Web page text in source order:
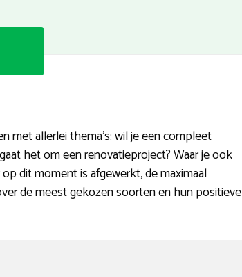
met allerlei thema’s: wil je een compleet
het om een renovatieproject? Waar je ook
dit moment is afgewerkt, de maximaal
de meest gekozen soorten en hun positieve